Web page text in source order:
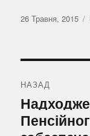
Оприлюднено
26 Травня, 2015
записів
НАЗАД
Попередній
запис: